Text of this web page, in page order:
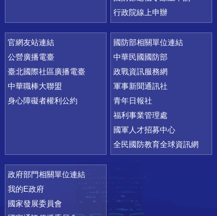
行政院線上申辦
官網友站連結
公營廣播電臺
臺北國際社區廣播電臺
中華職棒大聯盟
身心障礙者權利公約
國防部相關單位連結
中華民國國防部
政戰資訊服務網
軍事新聞通訊社
青年日報社
福利事業管理處
國軍人才招募中心
全民國防教育全球資訊網
政府部門相關單位連結
我的E政府
國家發展委員會